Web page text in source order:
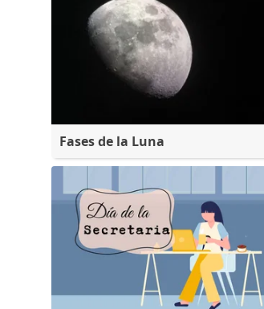
Fases de la Luna